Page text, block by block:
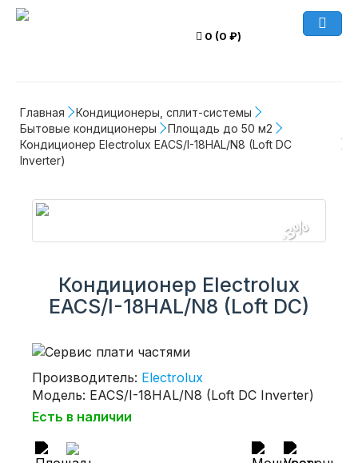
0 (0 ₽)
Главная
Кондиционеры, сплит-системы
Бытовые кондиционеры
Площадь до 50 м2
Кондиционер Electrolux EACS/I-18HAL/N8 (Loft DC
Inverter)
-3%
Кондиционер Electrolux
EACS/I-18HAL/N8 (Loft DC)
Производитель: Electrolux
Модель: EACS/I-18HAL/N8 (Loft DC Inverter)
Есть в наличии